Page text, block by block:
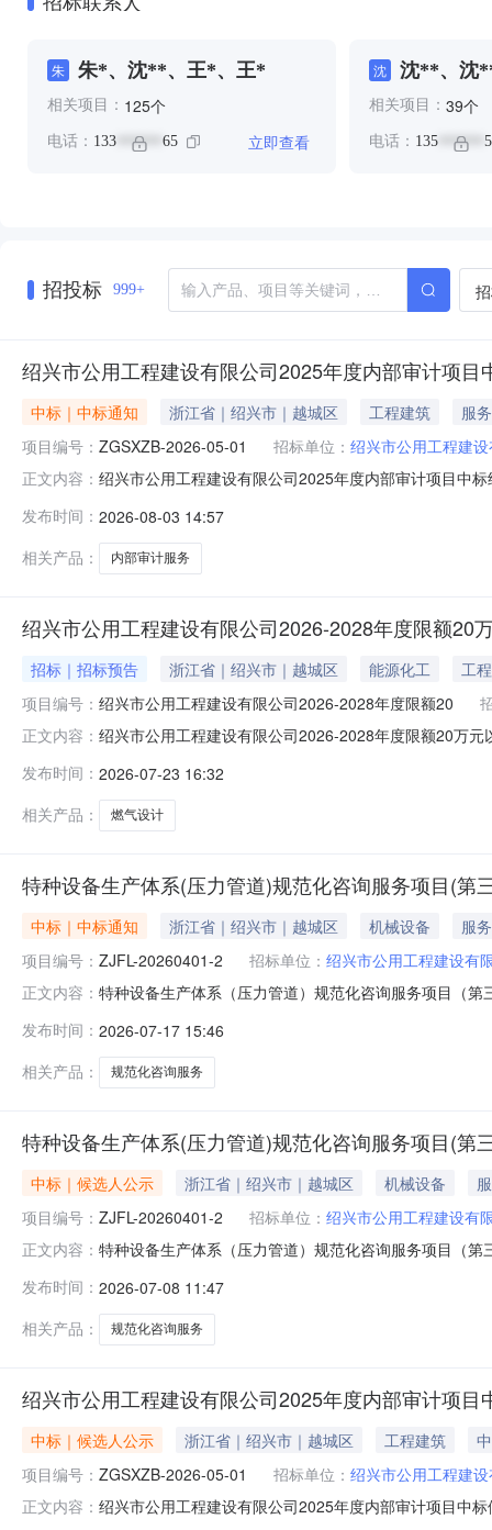
朱 朱*、沈**、王*、王*
相关项目： 125个
电话： 133 ****** 65 立即查看
沈 沈**、沈
相关项目： 39个
电话： 135******
招投标 999+
绍兴市公用工程建设有限公司2025年度内部审计项目
中标｜中标通知 浙江省｜绍兴市｜越城区 工程建筑
服务
项目编号： ZGSXZB-2026-05-01 招标单位： 绍兴市公用工程建
正文内容： 绍兴市公用工程建设有限公司2025年度内部审计项目中
标人中标价（元）1绍兴市公用工程建设有限公司2025
地址：
发布时间： 2026-08-03 14:57
相关产品：
内部审计服务
绍兴市公用工程建设有限公司2026-2028年度限额20
招标｜招标预告 浙江省｜绍兴市｜越城区 能源化工
工程
项目编号： 绍兴市公用工程建设有限公司2026-2028年度限额20
正文内容： 绍兴市公用工程建设有限公司2026-2028年度限额20万
编312000联系人张莉联系电话13587336500传真/招标
发布时间： 2026-07-23 16:32
相关产品：
燃气设计
特种设备生产体系(压力管道)规范化咨询服务项目(第
中标｜中标通知 浙江省｜绍兴市｜越城区 机械设备
服务
项目编号： ZJFL-20260401-2 招标单位： 绍兴市公用工程建设有
正文内容： 特种设备生产体系（压力管道）规范化咨询服务项目（
果：标项标项名称中标人中标金额（元）1特种设备生产
名称：
发布时间： 2026-07-17 15:46
相关产品：
规范化咨询服务
特种设备生产体系(压力管道)规范化咨询服务项目(第
中标｜候选人公示 浙江省｜绍兴市｜越城区 机械设备
项目编号： ZJFL-20260401-2 招标单位： 绍兴市公用工程建设有
正文内容： 特种设备生产体系（压力管道）规范化咨询服务项目（
候选人结果：标项标项名称中标候选人中标金额（元）1
本项目中标候
发布时间： 2026-07-08 11:47
相关产品：
规范化咨询服务
绍兴市公用工程建设有限公司2025年度内部审计项目
中标｜候选人公示 浙江省｜绍兴市｜越城区 工程建筑
项目编号： ZGSXZB-2026-05-01 招标单位： 绍兴市公用工程建
正文内容： 绍兴市公用工程建设有限公司2025年度内部审计项目中